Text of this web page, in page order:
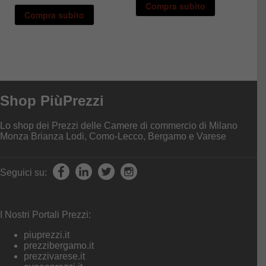
Compra subito
Compra subito
Shop PiùPrezzi
Lo shop dei Prezzi delle Camere di commercio di Milano
Monza Brianza Lodi, Como-Lecco, Bergamo e Varese
Seguici su:
I Nostri Portali Prezzi:
piuprezzi.it
prezzibergamo.it
prezzivarese.it